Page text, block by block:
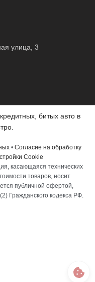
улица, 3
битых авто в
• Согласие на обработку
Cookie
касающаяся технических
товаров, носит
публичной офертой,
Гражданского кодекса РФ.